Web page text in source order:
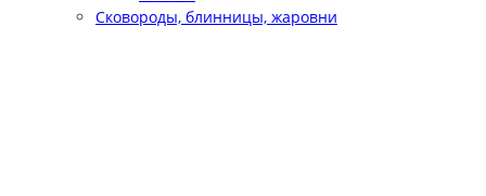
Сковороды, блинницы, жаровни